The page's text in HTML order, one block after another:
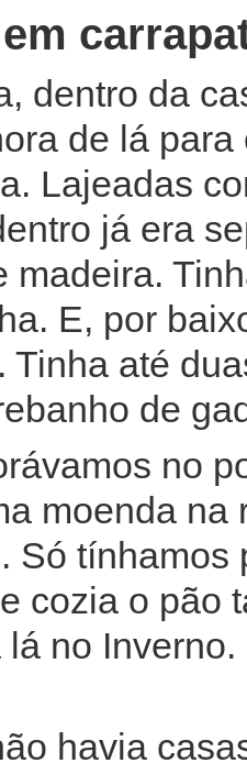
dentro da
de lá
Lajeadas
já era
madeira.
E, por
Tinha até
de
no
moenda
Só
cozia o pão
no
havia